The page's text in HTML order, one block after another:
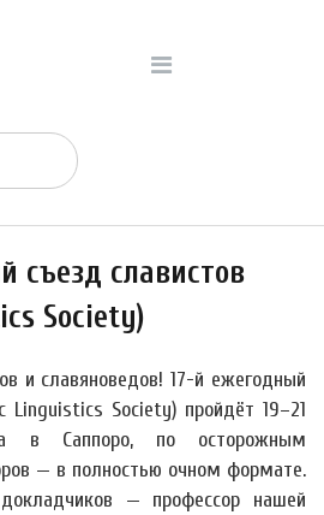
съезд славистов
Society)
и славяноведов! 17-й ежегодный
Linguistics Society) пройдёт 19–21
в Саппоро, по осторожным
— в полностью очном формате.
— профессор нашей